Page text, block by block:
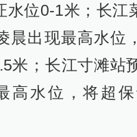
水位0-1米；长江
晨出现最高水位
米；长江寸滩站
高水位，将超